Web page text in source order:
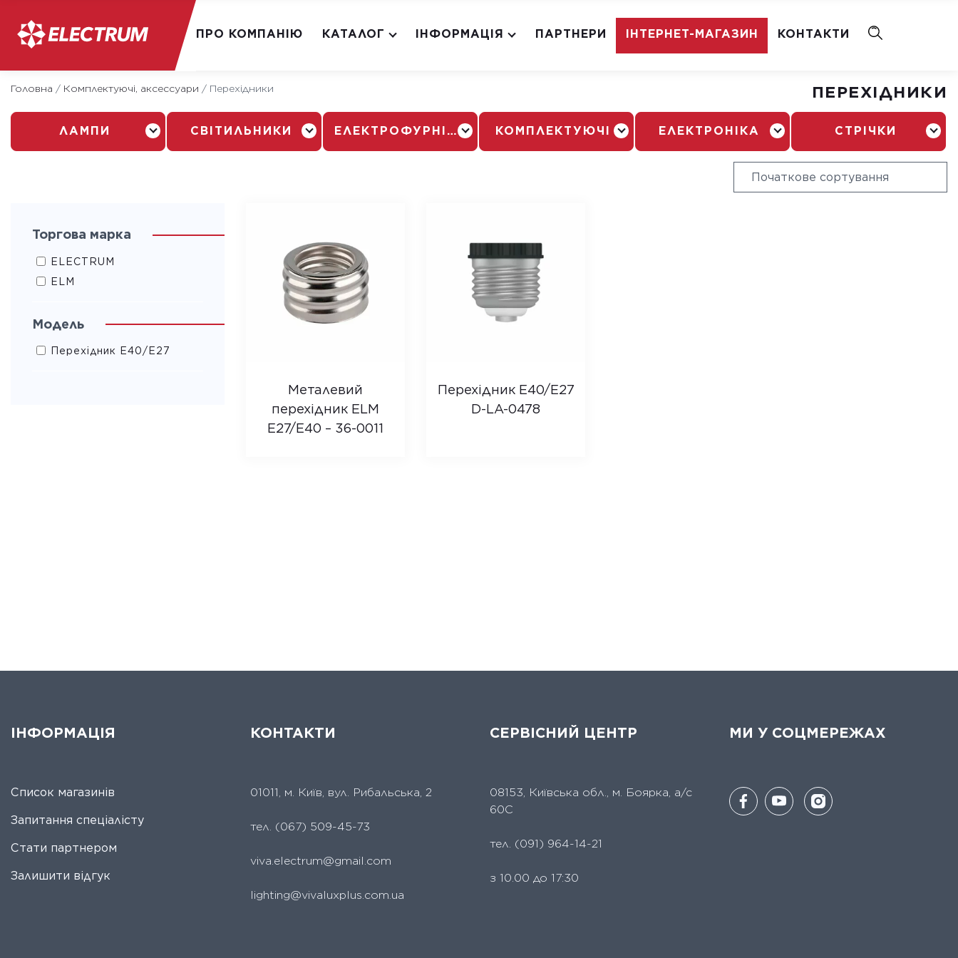
content
ПРО КОМПАНІЮ КАТАЛОГ ІНФОРМАЦІЯ ПАРТНЕРИ ІНТЕРНЕТ-МАГАЗИН КОНТАКТИ
Головна / Комплектуючі, аксессуари / Перехідники ПЕРЕХІДНИКИ
ЛАМПИ СВІТИЛЬНИКИ ЕЛЕКТРОФУРНІТУРА КОМПЛЕКТУЮЧІ ЕЛЕКТРОНІКА СТРІЧКИ
Торгова марка
ELECTRUM
ELM
Модель
Перехідник Е40/Е27
Металевий
перехідник ELM
E27/E40 – 36-0011
Перехідник E40/E27
D-LA-0478
ІНФОРМАЦІЯ
Список магазинів
Запитання спеціалісту
Стати партнером
Залишити відгук
КОНТАКТИ
01011, м. Київ, вул. Рибальська, 2
тел. (067) 509-45-73
viva.electrum@gmail.com
lighting@vivaluxplus.com.ua
СЕРВІСНИЙ ЦЕНТР
08153, Київська обл., м. Боярка, а/с
60С
тел. (091) 964-14-21
з 10.00 до 17:30
МИ У СОЦМЕРЕЖАХ